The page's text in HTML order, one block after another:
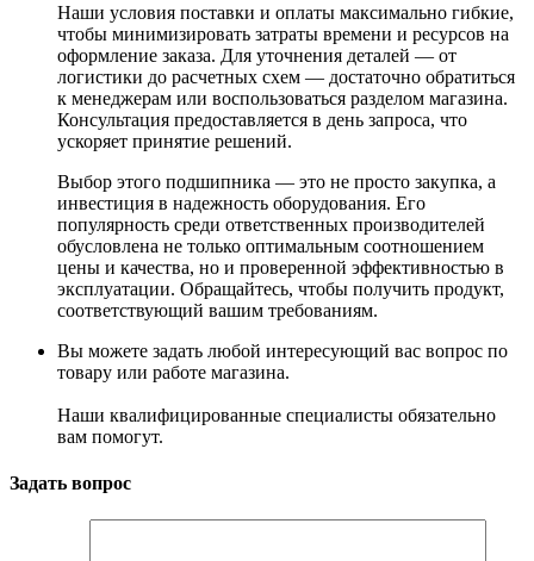
Наши условия поставки и оплаты максимально гибкие,
чтобы минимизировать затраты времени и ресурсов на
оформление заказа. Для уточнения деталей — от
логистики до расчетных схем — достаточно обратиться
к менеджерам или воспользоваться разделом магазина.
Консультация предоставляется в день запроса, что
ускоряет принятие решений.
Выбор этого подшипника — это не просто закупка, а
инвестиция в надежность оборудования. Его
популярность среди ответственных производителей
обусловлена не только оптимальным соотношением
цены и качества, но и проверенной эффективностью в
эксплуатации. Обращайтесь, чтобы получить продукт,
соответствующий вашим требованиям.
Вы можете задать любой интересующий вас вопрос по
товару или работе магазина.
Наши квалифицированные специалисты обязательно
вам помогут.
Задать вопрос